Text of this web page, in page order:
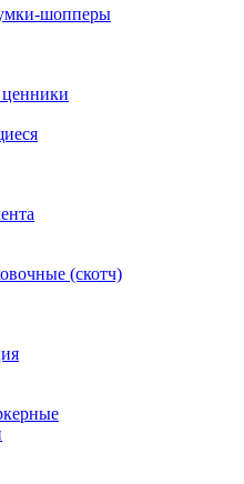
шопперы
(скотч)